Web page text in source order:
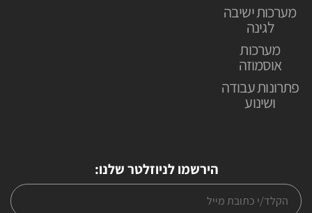
מערכות ישיבה
לגינה
מערכות
אוסמוזה
פתרונות עבודה
ושינוע
הירשמו לניוזלטר שלנו: